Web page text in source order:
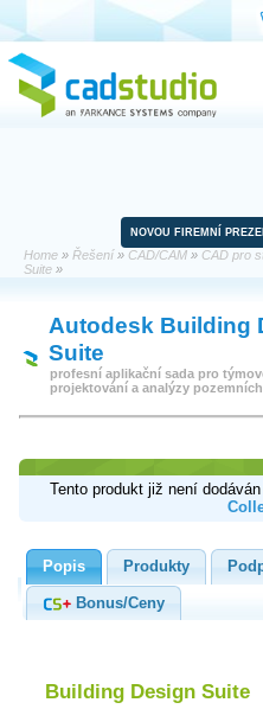
NOVOU FIREMNÍ
Home » Řešení» CAD/CAM » CAD pro
Suite »
Autodesk Building
Suite
profesní aplikační sada pro
projektování a analýzy
Tento produkt již není
Popis Produkty
Bonus/Ceny
Building Design Suite